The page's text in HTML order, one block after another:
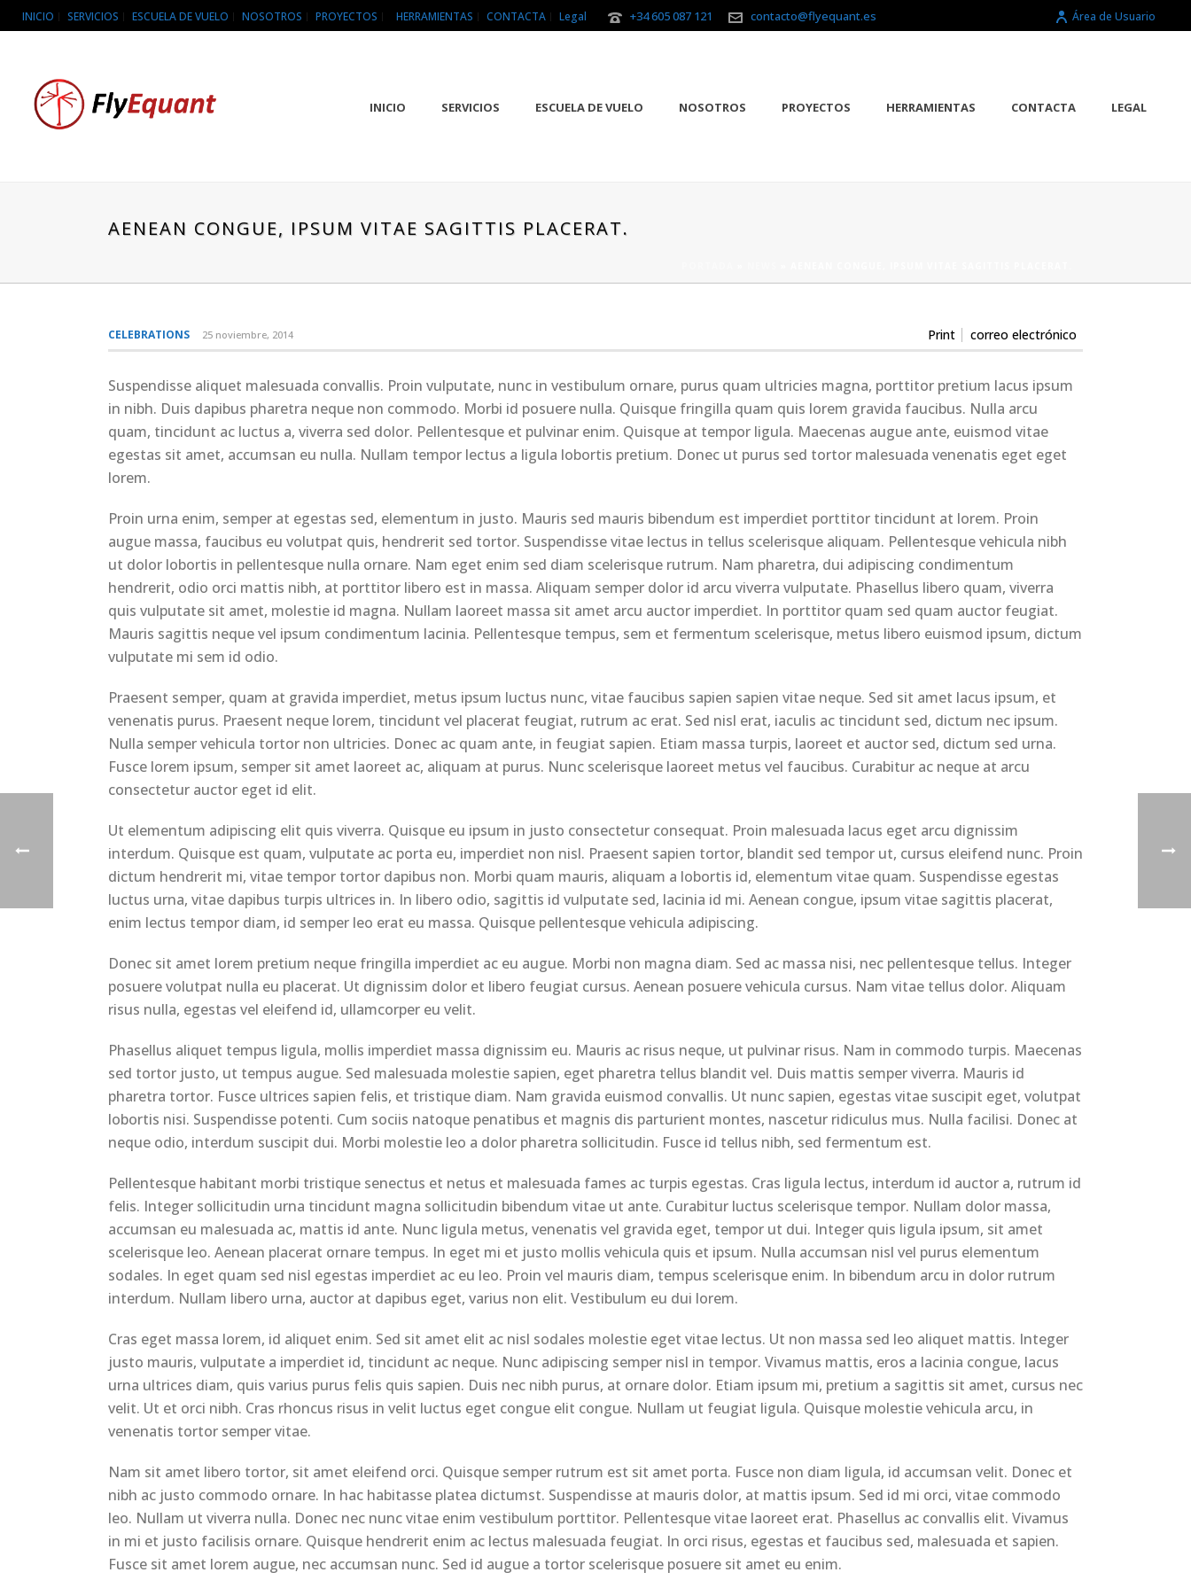
INICIO SERVICIOS ESCUELA DE VUELO NOSOTROS PROYECTOS HERRAMIENTAS CONTACTA Legal +34 605 087 121 contacto@flyequant.es Área de Usuario
INICIO SERVICIOS ESCUELA DE VUELO NOSOTROS PROYECTOS HERRAMIENTAS CONTACTA LEGAL
AENEAN CONGUE, IPSUM VITAE SAGITTIS PLACERAT.
Print correo electrónico
CELEBRATIONS 25 noviembre, 2014
Suspendisse aliquet malesuada convallis. Proin vulputate, nunc in vestibulum ornare, purus quam ultricies magna, porttitor pretium lacus ipsum
in nibh. Duis dapibus pharetra neque non commodo. Morbi id posuere nulla. Quisque fringilla quam quis lorem gravida faucibus. Nulla arcu
quam, tincidunt ac luctus a, viverra sed dolor. Pellentesque et pulvinar enim. Quisque at tempor ligula. Maecenas augue ante, euismod vitae
egestas sit amet, accumsan eu nulla. Nullam tempor lectus a ligula lobortis pretium. Donec ut purus sed tortor malesuada venenatis eget eget
lorem.
Proin urna enim, semper at egestas sed, elementum in justo. Mauris sed mauris bibendum est imperdiet porttitor tincidunt at lorem. Proin
augue massa, faucibus eu volutpat quis, hendrerit sed tortor. Suspendisse vitae lectus in tellus scelerisque aliquam. Pellentesque vehicula nibh
ut dolor lobortis in pellentesque nulla ornare. Nam eget enim sed diam scelerisque rutrum. Nam pharetra, dui adipiscing condimentum
hendrerit, odio orci mattis nibh, at porttitor libero est in massa. Aliquam semper dolor id arcu viverra vulputate. Phasellus libero quam, viverra
quis vulputate sit amet, molestie id magna. Nullam laoreet massa sit amet arcu auctor imperdiet. In porttitor quam sed quam auctor feugiat.
Mauris sagittis neque vel ipsum condimentum lacinia. Pellentesque tempus, sem et fermentum scelerisque, metus libero euismod ipsum, dictum
vulputate mi sem id odio.
Praesent semper, quam at gravida imperdiet, metus ipsum luctus nunc, vitae faucibus sapien sapien vitae neque. Sed sit amet lacus ipsum, et
venenatis purus. Praesent neque lorem, tincidunt vel placerat feugiat, rutrum ac erat. Sed nisl erat, iaculis ac tincidunt sed, dictum nec ipsum.
Nulla semper vehicula tortor non ultricies. Donec ac quam ante, in feugiat sapien. Etiam massa turpis, laoreet et auctor sed, dictum sed urna.
Fusce lorem ipsum, semper sit amet laoreet ac, aliquam at purus. Nunc scelerisque laoreet metus vel faucibus. Curabitur ac neque at arcu
consectetur auctor eget id elit.
Ut elementum adipiscing elit quis viverra. Quisque eu ipsum in justo consectetur consequat. Proin malesuada lacus eget arcu dignissim
interdum. Quisque est quam, vulputate ac porta eu, imperdiet non nisl. Praesent sapien tortor, blandit sed tempor ut, cursus eleifend nunc. Proin
dictum hendrerit mi, vitae tempor tortor dapibus non. Morbi quam mauris, aliquam a lobortis id, elementum vitae quam. Suspendisse egestas
luctus urna, vitae dapibus turpis ultrices in. In libero odio, sagittis id vulputate sed, lacinia id mi. Aenean congue, ipsum vitae sagittis placerat,
enim lectus tempor diam, id semper leo erat eu massa. Quisque pellentesque vehicula adipiscing.
Donec sit amet lorem pretium neque fringilla imperdiet ac eu augue. Morbi non magna diam. Sed ac massa nisi, nec pellentesque tellus. Integer
posuere volutpat nulla eu placerat. Ut dignissim dolor et libero feugiat cursus. Aenean posuere vehicula cursus. Nam vitae tellus dolor. Aliquam
risus nulla, egestas vel eleifend id, ullamcorper eu velit.
Phasellus aliquet tempus ligula, mollis imperdiet massa dignissim eu. Mauris ac risus neque, ut pulvinar risus. Nam in commodo turpis. Maecenas
sed tortor justo, ut tempus augue. Sed malesuada molestie sapien, eget pharetra tellus blandit vel. Duis mattis semper viverra. Mauris id
pharetra tortor. Fusce ultrices sapien felis, et tristique diam. Nam gravida euismod convallis. Ut nunc sapien, egestas vitae suscipit eget, volutpat
lobortis nisi. Suspendisse potenti. Cum sociis natoque penatibus et magnis dis parturient montes, nascetur ridiculus mus. Nulla facilisi. Donec at
neque odio, interdum suscipit dui. Morbi molestie leo a dolor pharetra sollicitudin. Fusce id tellus nibh, sed fermentum est.
Pellentesque habitant morbi tristique senectus et netus et malesuada fames ac turpis egestas. Cras ligula lectus, interdum id auctor a, rutrum id
felis. Integer sollicitudin urna tincidunt magna sollicitudin bibendum vitae ut ante. Curabitur luctus scelerisque tempor. Nullam dolor massa,
accumsan eu malesuada ac, mattis id ante. Nunc ligula metus, venenatis vel gravida eget, tempor ut dui. Integer quis ligula ipsum, sit amet
scelerisque leo. Aenean placerat ornare tempus. In eget mi et justo mollis vehicula quis et ipsum. Nulla accumsan nisl vel purus elementum
sodales. In eget quam sed nisl egestas imperdiet ac eu leo. Proin vel mauris diam, tempus scelerisque enim. In bibendum arcu in dolor rutrum
interdum. Nullam libero urna, auctor at dapibus eget, varius non elit. Vestibulum eu dui lorem.
Cras eget massa lorem, id aliquet enim. Sed sit amet elit ac nisl sodales molestie eget vitae lectus. Ut non massa sed leo aliquet mattis. Integer
justo mauris, vulputate a imperdiet id, tincidunt ac neque. Nunc adipiscing semper nisl in tempor. Vivamus mattis, eros a lacinia congue, lacus
urna ultrices diam, quis varius purus felis quis sapien. Duis nec nibh purus, at ornare dolor. Etiam ipsum mi, pretium a sagittis sit amet, cursus nec
velit. Ut et orci nibh. Cras rhoncus risus in velit luctus eget congue elit congue. Nullam ut feugiat ligula. Quisque molestie vehicula arcu, in
venenatis tortor semper vitae.
Nam sit amet libero tortor, sit amet eleifend orci. Quisque semper rutrum est sit amet porta. Fusce non diam ligula, id accumsan velit. Donec et
nibh ac justo commodo ornare. In hac habitasse platea dictumst. Suspendisse at mauris dolor, at mattis ipsum. Sed id mi orci, vitae commodo
leo. Nullam ut viverra nulla. Donec nec nunc vitae enim vestibulum porttitor. Pellentesque vitae laoreet erat. Phasellus ac convallis elit. Vivamus
in mi et justo facilisis ornare. Quisque hendrerit enim ac lectus malesuada feugiat. In orci risus, egestas et faucibus sed, malesuada et sapien.
Fusce sit amet lorem augue, nec accumsan nunc. Sed id augue a tortor scelerisque posuere sit amet eu enim.